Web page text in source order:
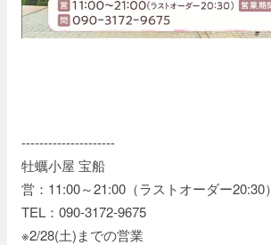
---------------------
牡蠣小屋 宝船
営：11:00～21:00（ラストオーダー20:30）
TEL：090-3172-9675
※2/28(土)までの営業